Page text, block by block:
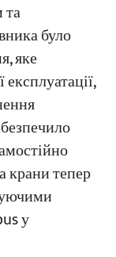
та
було
яке
крани тепер
у